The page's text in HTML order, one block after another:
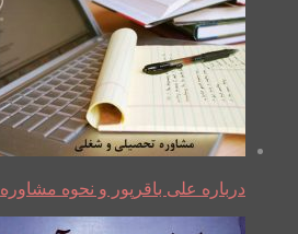
درباره علی باقرپور و نحوه مشاوره